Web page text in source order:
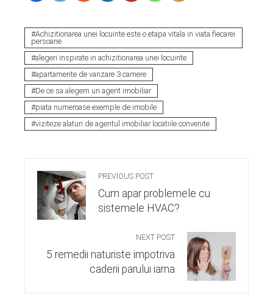
Achizitionarea unei locuinte este o etapa vitala in viata fiecarei
persoane
alegeri inspirate in achizitionarea unei locuinte
apartamente de vanzare 3 camere
De ce sa alegem un agent imobiliar
piata numeroase exemple de imobile
viziteze alaturi de agentul imobiliar locatiile convenite
PREVIOUS POST
Cum apar problemele cu
sistemele HVAC?
NEXT POST
5 remedii naturiste impotriva
caderii parului iarna